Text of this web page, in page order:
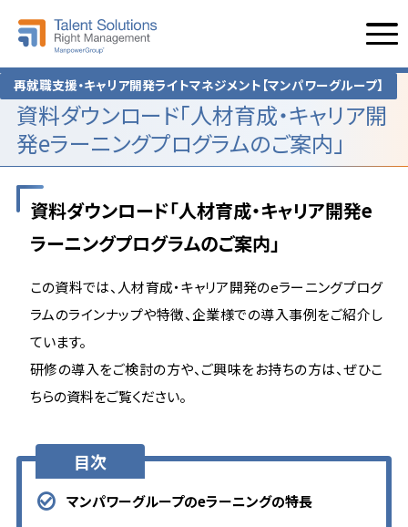
再就職支援・キャリア開発ライトマネジメント【マンパワーグループ】
資料ダウンロード「人材育成・キャリア開
発eラーニングプログラムのご案内」
資料ダウンロード「人材育成・キャリア開発e
ラーニングプログラムのご案内」
この資料では、人材育成・キャリア開発のeラーニングプログ
ラムのラインナップや特徴、企業様での導入事例をご紹介し
ています。
研修の導入をご検討の方や、ご興味をお持ちの方は、ぜひこ
ちらの資料をご覧ください。
目次
マンパワーグループのeラーニングの特長